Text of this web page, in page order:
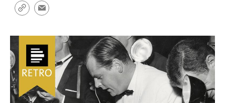
Alle Informationen
Sachsen-Anhalt wählt am 6.
Bundesland von einer Koalition aus
CDU, SPD und FDP regiert.-
Umfragen, Prognosen,
Wahlprogramme, aktuelle Berichte
und Hintergründe zu den Parteien
und Kandidaten der anstehenden
Wahl.
mit großem Einfluss auf
aktuelle Weltgeschehen.
Sendungen Programm Podcasts
Audio-Archiv
Link
Email